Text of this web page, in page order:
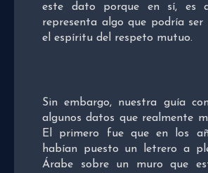
este dato porque en sí, es
representa algo que podría ser
el espíritu del respeto mutuo.
Sin embargo, nuestra guía
algunos datos que realmente
El primero fue que en los
habían puesto un letrero a
Árabe sobre un muro que